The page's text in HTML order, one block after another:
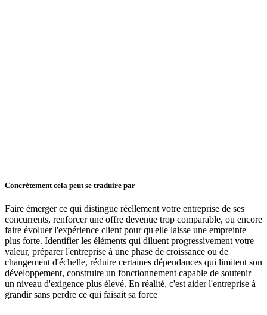
Concrètement cela peut se traduire par
Faire émerger ce qui distingue réellement votre entreprise de ses
concurrents, renforcer une offre devenue trop comparable, ou encore
faire évoluer l'expérience client pour qu'elle laisse une empreinte
plus forte. Identifier les éléments qui diluent progressivement votre
valeur, préparer l'entreprise à une phase de croissance ou de
changement d'échelle, réduire certaines dépendances qui limitent son
développement, construire un fonctionnement capable de soutenir
un niveau d'exigence plus élevé. En réalité, c'est aider l'entreprise à
grandir sans perdre ce qui faisait sa force